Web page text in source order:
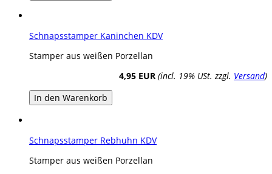
Schnapsstamper Kaninchen KDV
Stamper aus weißen Porzellan
4,95 EUR (incl. 19% USt. zzgl. Versand)
In den Warenkorb
Schnapsstamper Rebhuhn KDV
Stamper aus weißen Porzellan